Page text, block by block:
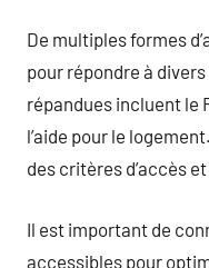
De multiples formes
pour répondre à
répandues incluent le
l’aide pour le
des critères d’accès
Il est important de
accessibles pour